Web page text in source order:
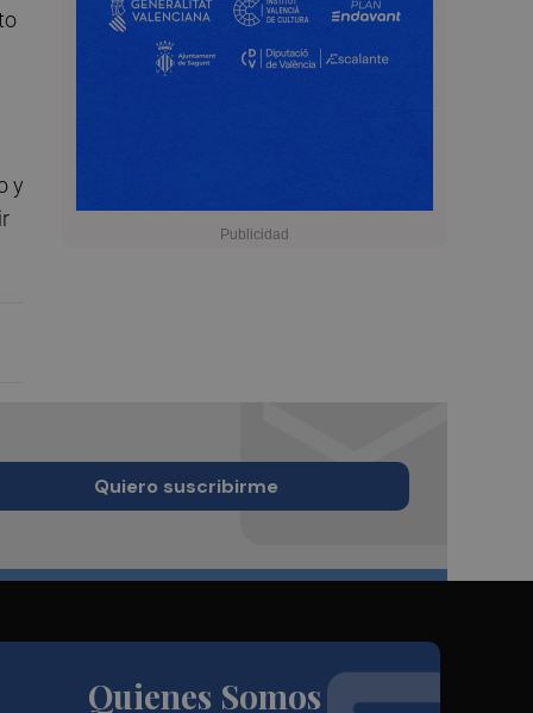
y
Quiero suscribirme
Quienes Somos